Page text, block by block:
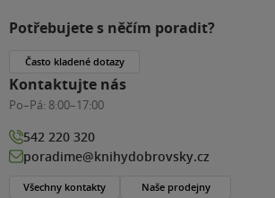
Potřebujete s něčím poradit?
Často kladené dotazy
Kontaktujte nás
Po–Pá: 8:00–17:00
542 220 320
poradime@knihydobrovsky.cz
Všechny kontakty Naše prodejny